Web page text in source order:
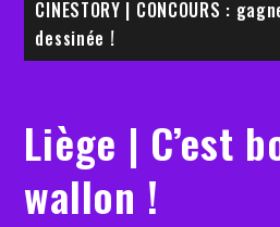
CINESTORY | CONCOURS :
dessinée !
Liège | C’est
wallon !